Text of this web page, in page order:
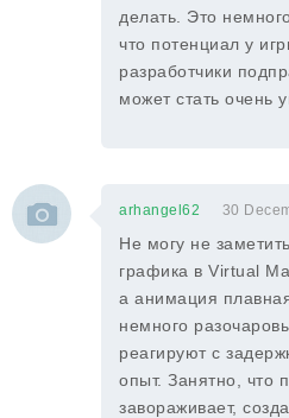
делать. Это
что потенциал у
разработчики
может стать очень
arhangel62 30
Не могу не
графика в Virtual
а анимация
немного
реагируют с
опыт. Занятно, что
завораживает,